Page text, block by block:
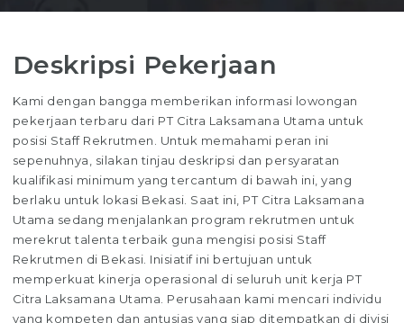
Deskripsi Pekerjaan
Kami dengan bangga memberikan informasi lowongan
pekerjaan terbaru dari PT Citra Laksamana Utama untuk
posisi Staff Rekrutmen. Untuk memahami peran ini
sepenuhnya, silakan tinjau deskripsi dan persyaratan
kualifikasi minimum yang tercantum di bawah ini, yang
berlaku untuk lokasi Bekasi. Saat ini, PT Citra Laksamana
Utama sedang menjalankan program rekrutmen untuk
merekrut talenta terbaik guna mengisi posisi Staff
Rekrutmen di Bekasi. Inisiatif ini bertujuan untuk
memperkuat kinerja operasional di seluruh unit kerja PT
Citra Laksamana Utama. Perusahaan kami mencari individu
yang kompeten dan antusias yang siap ditempatkan di divisi